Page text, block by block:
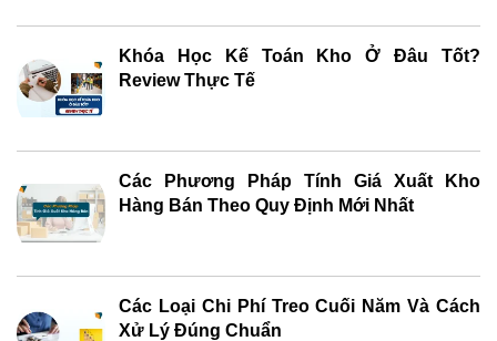
Khóa Học Kế Toán Kho Ở Đâu Tốt?
Review Thực Tế
Các Phương Pháp Tính Giá Xuất Kho
Hàng Bán Theo Quy Định Mới Nhất
Các Loại Chi Phí Treo Cuối Năm Và Cách
Xử Lý Đúng Chuẩn